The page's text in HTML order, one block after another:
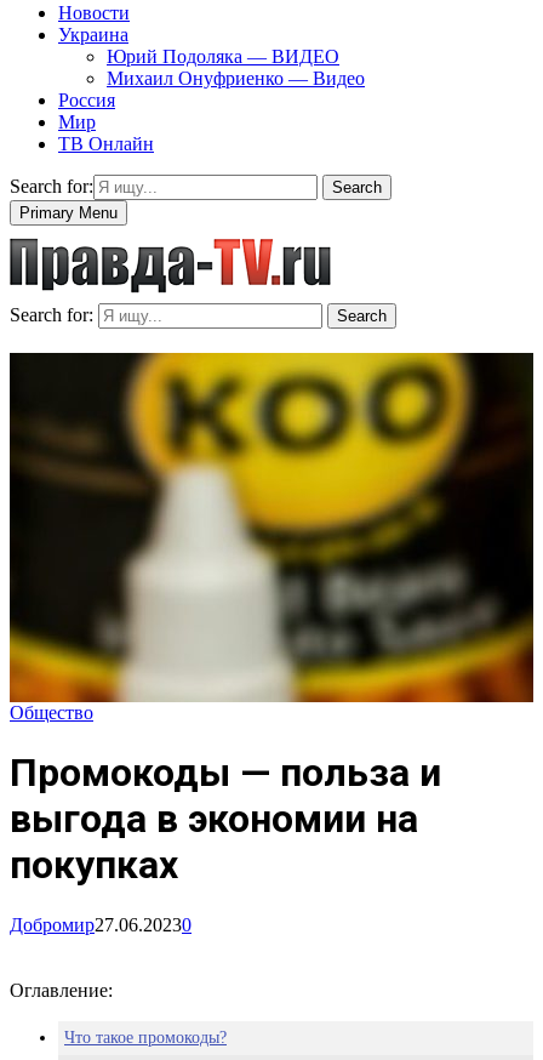
Новости
Украина
Юрий Подоляка — ВИДЕО
Михаил Онуфриенко — Видео
Россия
Мир
ТВ Онлайн
Search for:
Search
Primary Menu
Search for: Search
Общество
Промокоды — польза и
выгода в экономии на
покупках
Добромир27.06.20230
Оглавление:
Что такое промокоды?